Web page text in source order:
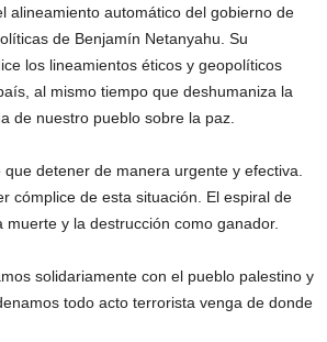
alineamiento automático del gobierno de
de Benjamín Netanyahu. Su
los lineamientos éticos y geopolíticos
al mismo tiempo que deshumaniza la
de nuestro pueblo sobre la paz.
detener de manera urgente y efectiva.
cómplice de esta situación. El espiral de
muerte y la destrucción como ganador.
solidariamente con el pueblo palestino y
todo acto terrorista venga de donde